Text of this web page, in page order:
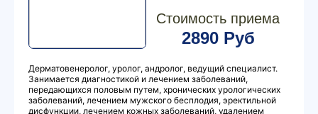
Стоимость приема
2890 Руб
Дерматовенеролог, уролог, андролог, ведущий специалист.
Занимается диагностикой и лечением заболеваний,
передающихся половым путем, хронических урологических
заболеваний, лечением мужского бесплодия, эректильной
дисфункции, лечением кожных заболеваний, удалением